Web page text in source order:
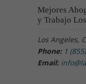
Mejores
y Trabajo
Los Angeles,
Phone: 1
Email: